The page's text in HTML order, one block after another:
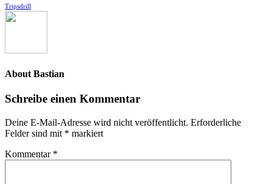
Tripsdrill
About Bastian
Schreibe einen Kommentar
Deine E-Mail-Adresse wird nicht veröffentlicht. Erforderliche
Felder sind mit * markiert
Kommentar *